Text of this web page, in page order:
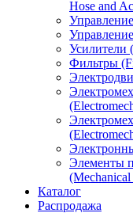
Hose and
Усилители
Фильтры
Элементы
Каталог
Распродажа